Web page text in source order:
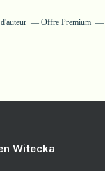
Offre Premium
Witecka